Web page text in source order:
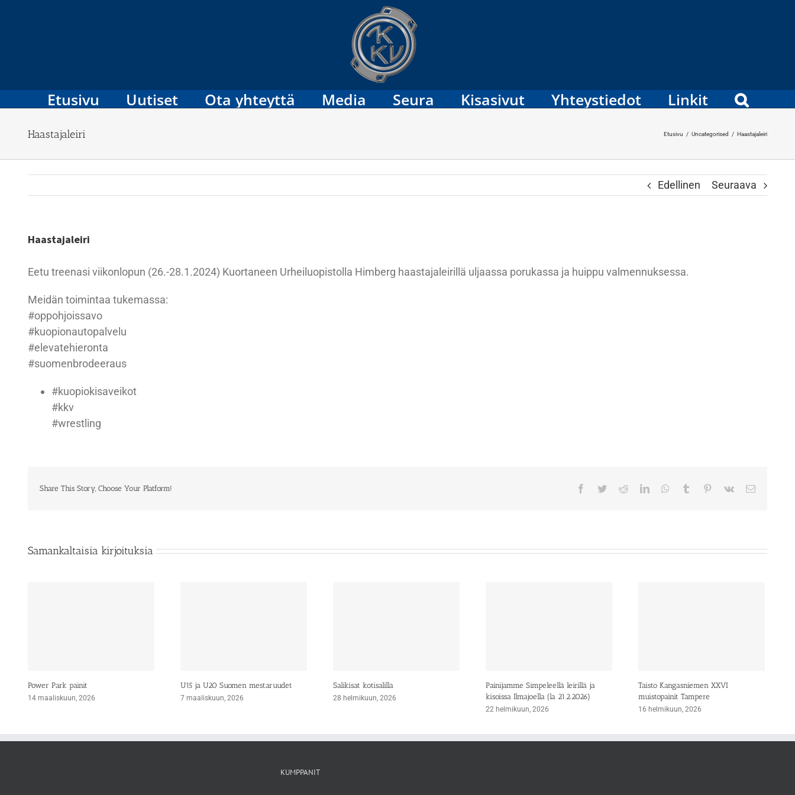
Etusivu Uutiset Ota yhteyttä Media Seura Kisasivut Yhteystiedot Linkit
Haastajaleiri Etusivu / Uncategorised / Haastajaleiri
Edellinen Seuraava
Haastajaleiri
Eetu treenasi viikonlopun (26.-28.1.2024) Kuortaneen Urheiluopistolla Himberg haastajaleirillä uljaassa porukassa ja huippu valmennuksessa.
Meidän toimintaa tukemassa:
#oppohjoissavo
#kuopionautopalvelu
#elevatehieronta
#suomenbrodeeraus
#kuopiokisaveikot
#kkv
#wrestling
Share This Story, Choose Your Platform! Facebook
TwitterRedditLinkedInWhatsApp
Tumblr Pinterest
Vk
Samankaltaisia kirjoituksia
Power Park painit
14 maaliskuun, 2026
U15 ja U20 Suomen mestaruudet
7 maaliskuun, 2026
Salikisat kotisalilla
28 helmikuun, 2026
Painijamme Simpeleellä leirillä ja
kisoissa Ilmajoella (la 21.2.2026)
22 helmikuun, 2026
Taisto Kangasniemen XXVI
muistopainit Tampere
16 helmikuun, 2026
KUMPPANIT